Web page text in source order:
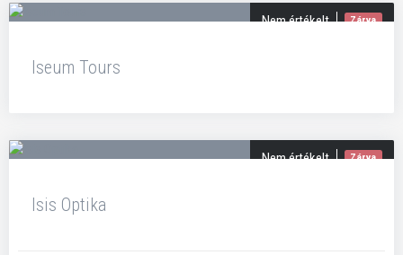
Nem értékelt Zárva
Iseum Tours
Nem értékelt Zárva
Isis Optika